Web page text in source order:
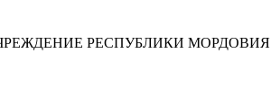
РЕСПУБЛИКИ МОРДОВИЯ